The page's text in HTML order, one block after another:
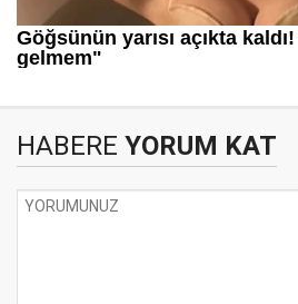
HABERE YORUM KAT